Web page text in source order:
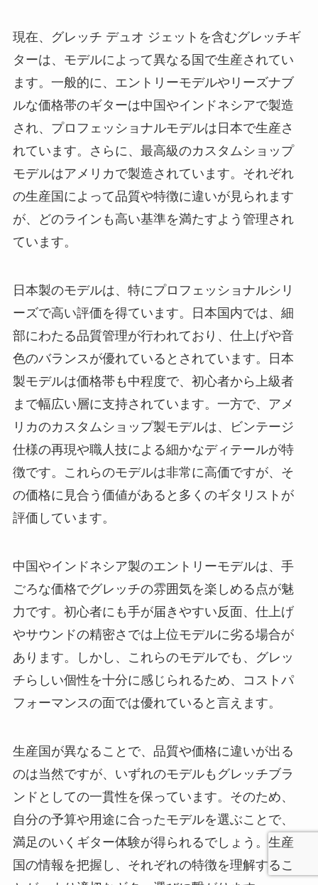
現在、グレッチ デュオ ジェットを含むグレッチギ
ターは、モデルによって異なる国で生産されてい
ます。一般的に、エントリーモデルやリーズナブ
ルな価格帯のギターは中国やインドネシアで製造
され、プロフェッショナルモデルは日本で生産さ
れています。さらに、最高級のカスタムショップ
モデルはアメリカで製造されています。それぞれ
の生産国によって品質や特徴に違いが見られます
が、どのラインも高い基準を満たすよう管理され
ています。
日本製のモデルは、特にプロフェッショナルシリ
ーズで高い評価を得ています。日本国内では、細
部にわたる品質管理が行われており、仕上げや音
色のバランスが優れているとされています。日本
製モデルは価格帯も中程度で、初心者から上級者
まで幅広い層に支持されています。一方で、アメ
リカのカスタムショップ製モデルは、ビンテージ
仕様の再現や職人技による細かなディテールが特
徴です。これらのモデルは非常に高価ですが、そ
の価格に見合う価値があると多くのギタリストが
評価しています。
中国やインドネシア製のエントリーモデルは、手
ごろな価格でグレッチの雰囲気を楽しめる点が魅
力です。初心者にも手が届きやすい反面、仕上げ
やサウンドの精密さでは上位モデルに劣る場合が
あります。しかし、これらのモデルでも、グレッ
チらしい個性を十分に感じられるため、コストパ
フォーマンスの面では優れていると言えます。
生産国が異なることで、品質や価格に違いが出る
のは当然ですが、いずれのモデルもグレッチブラ
ンドとしての一貫性を保っています。そのため、
自分の予算や用途に合ったモデルを選ぶことで、
満足のいくギター体験が得られるでしょう。生産
国の情報を把握し、それぞれの特徴を理解するこ